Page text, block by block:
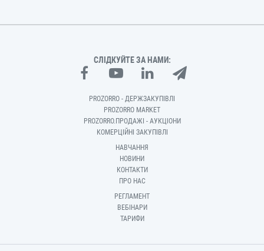
СЛІДКУЙТЕ ЗА НАМИ:
PROZORRO - ДЕРЖЗАКУПІВЛІ
PROZORRO MARKET
PROZORRO.ПРОДАЖІ - АУКЦІОНИ
КОМЕРЦІЙНІ ЗАКУПІВЛІ
НАВЧАННЯ
НОВИНИ
КОНТАКТИ
ПРО НАС
РЕГЛАМЕНТ
ВЕБІНАРИ
ТАРИФИ